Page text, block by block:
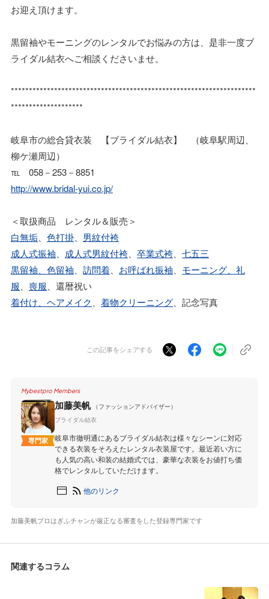
お迎え頂けます。
黒留袖やモーニングのレンタルでお悩みの方は、是非一度ブ
ライダル結衣へご相談くださいませ。
********************************************************************
********************
岐阜市の総合貸衣装 【ブライダル結衣】 （岐阜駅周辺、
柳ケ瀬周辺）
℡ 058－253－8851
http://www.bridal-yui.co.jp/
＜取扱商品 レンタル＆販売＞
白無垢
色打掛
男紋付袴
成人式振袖
成人式男紋付袴 卒業式袴
七五三
黒留袖、色留袖
訪問着 お呼ばれ振袖
モーニング、礼
服
喪服 、還暦祝い
着付け、ヘアメイク
着物クリーニング 、記念写真
この記事をシェアする
Mybestpro Members
専門家
加藤美帆
（ファッションアドバイザー）
ブライダル結衣
岐阜市徹明通にあるブライダル結衣は様々なシーンに対応
できる衣装をそろえたレンタル衣装屋です。最近若い方に
も人気の高い和装の結婚式では、豪華な衣装をお値打ち価
格でレンタルしていただけます。
他のリンク
加藤美帆プロはぎふチャンが厳正なる審査をした登録専門家です
関連するコラム